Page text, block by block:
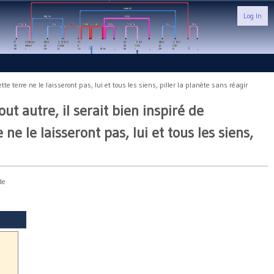
Log In
terre ne le laisseront pas, lui et tous les siens, piller la planète sans réagir
autre, il serait bien inspiré de
le laisseront pas, lui et tous les siens,